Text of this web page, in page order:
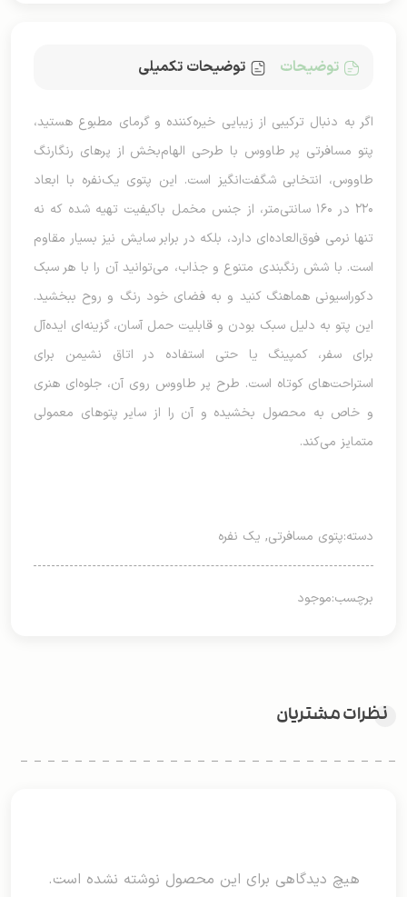
توضیحات توضیحات تکمیلی
اگر به دنبال ترکیبی از زیبایی خیره‌کننده و گرمای مطبوع هستید،
پتو مسافرتی پر طاووس با طرحی الهام‌بخش از پرهای رنگارنگ
طاووس، انتخابی شگفت‌انگیز است. این پتوی یک‌نفره با ابعاد
۲۲۰ در ۱۶۰ سانتی‌متر، از جنس مخمل باکیفیت تهیه شده که نه
تنها نرمی فوق‌العاده‌ای دارد، بلکه در برابر سایش نیز بسیار مقاوم
است. با شش رنگبندی متنوع و جذاب، می‌توانید آن را با هر سبک
دکوراسیونی هماهنگ کنید و به فضای خود رنگ و روح ببخشید.
این پتو به دلیل سبک بودن و قابلیت حمل آسان، گزینه‌ای ایده‌آل
برای سفر، کمپینگ یا حتی استفاده در اتاق نشیمن برای
استراحت‌های کوتاه است. طرح پر طاووس روی آن، جلوه‌ای هنری
و خاص به محصول بخشیده و آن را از سایر پتوهای معمولی
متمایز می‌کند.
دسته:پتوی مسافرتی, یک نفره
برچسب:موجود
نظرات مشتریان
هیچ دیدگاهی برای این محصول نوشته نشده است.